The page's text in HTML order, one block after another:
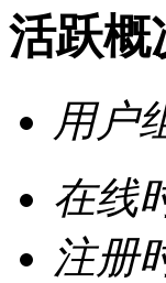
活跃概
用户
在线
注册